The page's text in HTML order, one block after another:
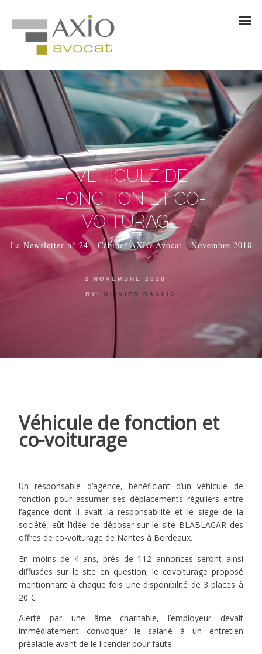
VÉHICULE DE
FONCTION ET CO-
VOITURAGE
La Newsletter n° 24 - Cabinet AXIO Avocat - Novembre 2018
2 NOVEMBRE 2018
BY: OLIVIER BAGLIO
Véhicule de fonction et
co-voiturage
Un responsable d’agence, bénéficiant d’un véhicule de
fonction pour assumer ses déplacements réguliers entre
l’agence dont il avait la responsabilité et le siège de la
société, eût l’idée de déposer sur le site BLABLACAR des
offres de co-voiturage de Nantes à Bordeaux.
En moins de 4 ans, prés de 112 annonces seront ainsi
diffusées sur le site en question, le covoiturage proposé
mentionnant à chaque fois une disponibilité de 3 places à
20 €.
Alerté par une âme charitable, l’employeur devait
immédiatement convoquer le salarié à un entretien
préalable avant de le licencier pour faute.